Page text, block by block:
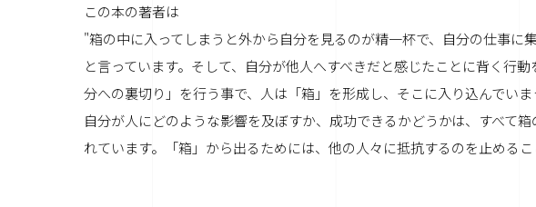
この本の著者は
"箱の中に入ってしまうと外から自分を見るのが精一杯で、自分の仕事に
と言っています。そして、自分が他人へすべきだと感じたことに背く行
分への裏切り」を行う事で、人は「箱」を形成し、そこに入り込んでいま
自分が人にどのような影響を及ぼすか、成功できるかどうかは、すべて
れています。「箱」から出るためには、他の人々に抵抗するのを止めるこ